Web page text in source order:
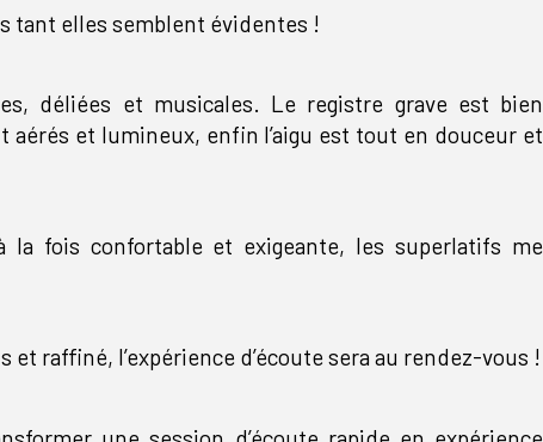
tant elles semblent évidentes !
déliées et musicales. Le registre grave est bien
et lumineux, enfin l’aigu est tout en douceur et
la fois confortable et exigeante, les superlatifs me
raffiné, l’expérience d’écoute sera au rendez-vous !